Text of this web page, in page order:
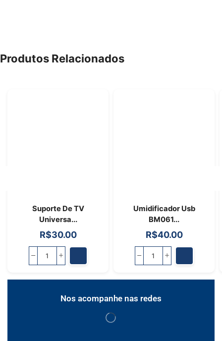
Produtos Relacionados
Suporte De TV
Universa...
R$30.00
Umidificador Usb
BM061...
R$40.00
Nos acompanhe nas redes